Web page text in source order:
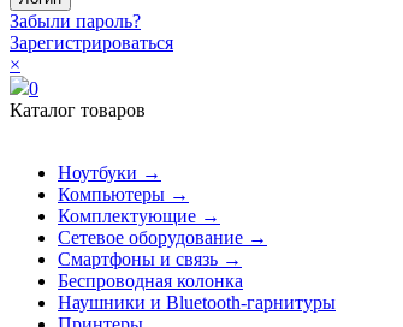
Забыли пароль?
Зарегистрироваться
×
0
Каталог товаров
Ноутбуки →
Компьютеры →
Комплектующие →
Сетевое оборудование →
Смартфоны и связь →
Беспроводная колонка
Наушники и Bluetooth-гарнитуры